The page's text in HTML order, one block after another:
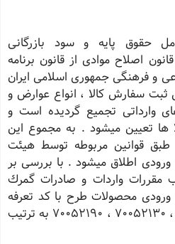
حقوق پایه و سود بازرگانی
است.حقوق پایه طبق بند 2 قانون اصلاح موادی از قانون برنامه
و فرهنگی جمهوری اسلامی ایران
سفارش كالا ، انواع عوارض و
وارداتی تجمیع گردیده است و
كالا ها تعیین میشود . به مجموع این
طبق قوانین مربوطه توسط هیئت
اطلاق میشود . با بررسی بر
مقررات واردات و صادرات گمرك
محصولات طرح با كد تعرفه
های 70052110 ، 70052120 ، 70052130 ، 70052190 به ترتیب